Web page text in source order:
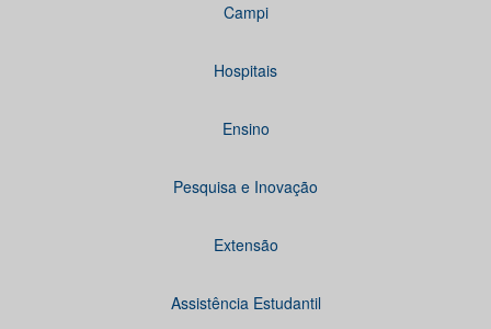
Campi
Hospitais
Ensino
Pesquisa e Inovação
Extensão
Assistência Estudantil